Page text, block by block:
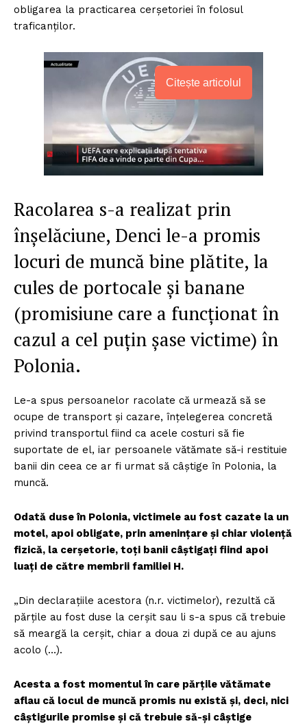
obligarea la practicarea cerșetoriei în folosul
traficanților.
Citește articolul
Racolarea s-a realizat prin
înșelăciune, Denci le-a promis
locuri de muncă bine plătite, la
cules de portocale și banane
(promisiune care a funcționat în
cazul a cel puțin șase victime) în
Polonia.
Le-a spus persoanelor racolate că urmează să se
ocupe de transport și cazare, înțelegerea concretă
privind transportul fiind ca acele costuri să fie
suportate de el, iar persoanele vătămate să-i restituie
banii din ceea ce ar fi urmat să câștige în Polonia, la
muncă.
Odată duse în Polonia, victimele au fost cazate la un
motel, apoi obligate, prin amenințare și chiar violență
fizică, la cerșetorie, toți banii câștigați fiind apoi
luați de către membrii familiei H.
„Din declarațiile acestora (n.r. victimelor), rezultă că
părțile au fost duse la cerșit sau li s-a spus că trebuie
să meargă la cerșit, chiar a doua zi după ce au ajuns
acolo (…).
Acesta a fost momentul în care părțile vătămate
aflau că locul de muncă promis nu există și, deci, nici
câștigurile promise și că trebuie să-și câștige